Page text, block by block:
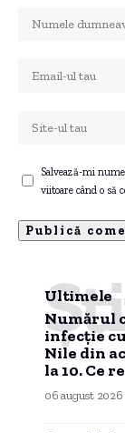
Salvează-mi
viitoare când o să
Ultimele
Numărul
infecție
Nile din
la 10. Ce
autoritățile
06 august